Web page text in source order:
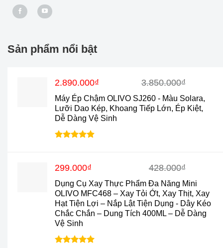
Sản phẩm nổi bật
Máy Ép Chậm OLIVO SJ260 - Màu Solara,
Lưỡi Dao Kép, Khoang Tiếp Lớn, Ép Kiệt,
Dễ Dàng Vệ Sinh
3.850.000₫
Giá
là:
3.850.000₫.
2.890.000₫
Giá
tại
là:
2.890.000₫.
Dụng Cụ Xay Thực Phẩm Đa Năng Mini
OLIVO MFC468 – Xay Tỏi Ớt, Xay Thịt, Xay
Hạt Tiện Lợi – Nắp Lật Tiện Dụng - Dây Kéo
Chắc Chắn – Dung Tích 400ML – Dễ Dàng
Vệ Sinh
428.000₫
Giá
là:
428.000₫.
299.000₫
Giá
tại
là:
299.000₫.